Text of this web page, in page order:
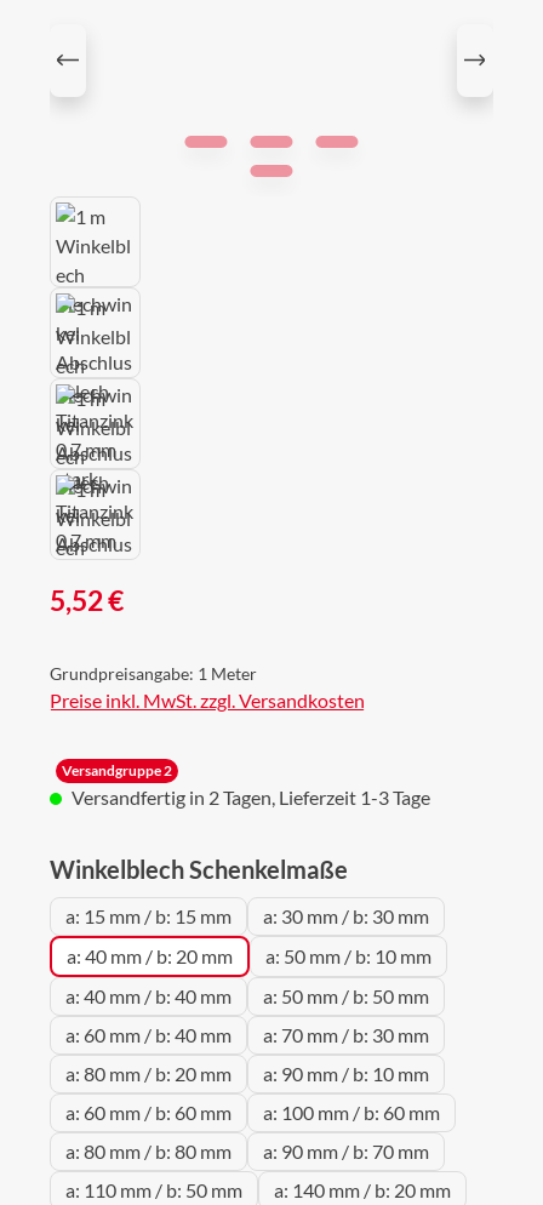
Regulärer Preis:
5,52 €
Grundpreisangabe: 1 Meter
Preise inkl. MwSt. zzgl. Versandkosten
Versandgruppe 2
Versandfertig in 2 Tagen, Lieferzeit 1-3 Tage
Winkelblech Schenkelmaße
a: 15 mm / b: 15 mm
a: 30 mm / b: 30 mm
a: 40 mm / b: 20 mm
a: 50 mm / b: 10 mm
a: 40 mm / b: 40 mm
a: 50 mm / b: 50 mm
a: 60 mm / b: 40 mm
a: 70 mm / b: 30 mm
a: 80 mm / b: 20 mm
a: 90 mm / b: 10 mm
a: 60 mm / b: 60 mm
a: 100 mm / b: 60 mm
a: 80 mm / b: 80 mm
a: 90 mm / b: 70 mm
a: 110 mm / b: 50 mm
a: 140 mm / b: 20 mm